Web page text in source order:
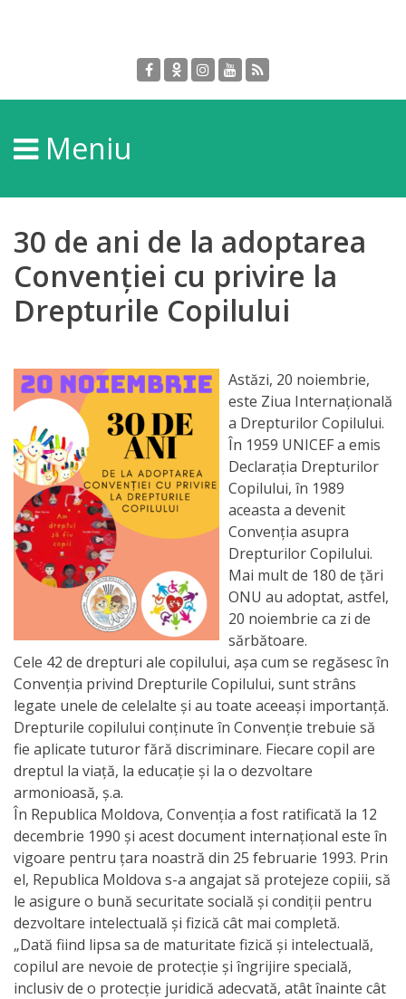
DGPDC
Informații
despre
DGPDC
Subdiviziuni/Servicii
Structura
Strategia
Orarul
audienței
Managementul
instituției
Planuri
activitate
Parteneriate
Proiecte
Rapoarte
de
activitate
Transparență
Achiziții
publice
Meniu
30 de ani de la adoptarea
Convenției cu privire la
Drepturile Copilului
Astăzi, 20 noiembrie,
este Ziua Internaţională
a Drepturilor Copilului.
În 1959 UNICEF a emis
Declarația Drepturilor
Copilului, în 1989
aceasta a devenit
Convenția asupra
Drepturilor Copilului.
Mai mult de 180 de ţări
ONU au adoptat, astfel,
20 noiembrie ca zi de
sărbătoare.
Cele 42 de drepturi ale copilului, așa cum se regăsesc în
Convenția privind Drepturile Copilului, sunt strâns
legate unele de celelalte și au toate aceeași importanță.
Drepturile copilului conţinute în Convenţie trebuie să
fie aplicate tuturor fără discriminare. Fiecare copil are
dreptul la viaţă, la educaţie şi la o dezvoltare
armonioasă, ș.a.
În Republica Moldova, Convenţia a fost ratificată la 12
decembrie 1990 şi acest document internațional este în
vigoare pentru ţara noastră din 25 februarie 1993. Prin
el, Republica Moldova s-a angajat să protejeze copiii, să
le asigure o bună securitate socială şi condiţii pentru
dezvoltare intelectuală şi fizică cât mai completă.
„Dată fiind lipsa sa de maturitate fizică și intelectuală,
copilul are nevoie de protecție și îngrijire specială,
inclusiv de o protecție juridică adecvată, atât înainte cât